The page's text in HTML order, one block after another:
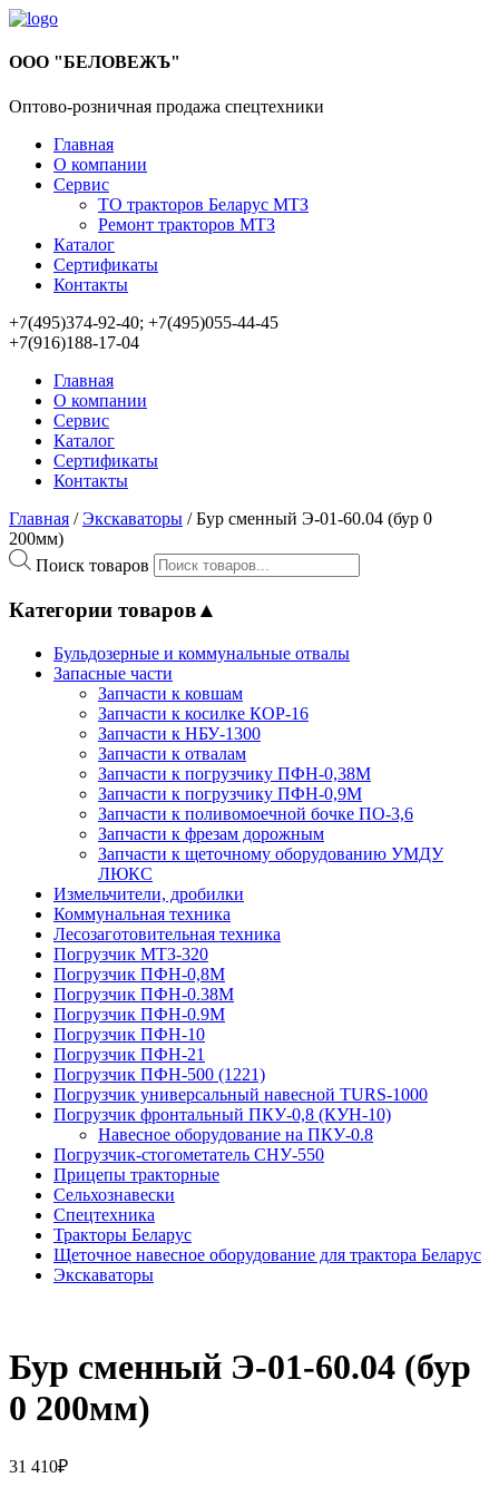
ООО "БЕЛОВЕЖЪ"
Оптово-розничная продажа спецтехники
Главная
О компании
Сервис
ТО тракторов Беларус МТЗ
Ремонт тракторов МТЗ
Каталог
Сертификаты
Контакты
+7(495)374-92-40; +7(495)055-44-45
+7(916)188-17-04
Главная
О компании
Сервис
Каталог
Сертификаты
Контакты
Главная /Экскаваторы / Бур сменный Э-01-60.04 (бур 0
200мм)
Поиск товаров
Категории товаров▲
Бульдозерные и коммунальные отвалы
Запасные части
Запчасти к ковшам
Запчасти к косилке КОР-16
Запчасти к НБУ-1300
Запчасти к отвалам
Запчасти к погрузчику ПФН-0,38М
Запчасти к погрузчику ПФН-0,9М
Запчасти к поливомоечной бочке ПО-3,6
Запчасти к фрезам дорожным
Запчасти к щеточному оборудованию УМДУ
ЛЮКС
Измельчители, дробилки
Коммунальная техника
Лесозаготовительная техника
Погрузчик МТЗ-320
Погрузчик ПФН-0,8М
Погрузчик ПФН-0.38М
Погрузчик ПФН-0.9М
Погрузчик ПФН-10
Погрузчик ПФН-21
Погрузчик ПФН-500 (1221)
Погрузчик универсальный навесной TURS-1000
Погрузчик фронтальный ПКУ-0,8 (КУН-10)
На­вес­ное обо­рудо­вание на ПКУ-0.8
Погрузчик-стогометатель СНУ-550
Прицепы тракторные
Сельхознавески
Спецтехника
Тракторы Беларус
Щеточное навесное оборудование для трактора Беларус
Экскаваторы
Бур сменный Э-01-60.04 (бур
0 200мм)
31 410₽